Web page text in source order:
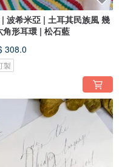
波希米亞 | 土耳其民族風 幾
角形耳環 | 松石藍
308.0
製